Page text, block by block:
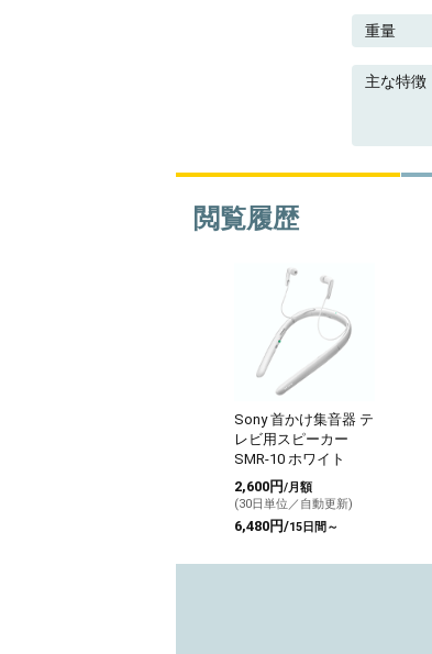
重量
主な特徴
閲覧履歴
Sony 首かけ集音器 テ
レビ用スピーカー
SMR-10 ホワイト
2,600円/月額
(30日単位／自動更新)
6,480円/15日間～